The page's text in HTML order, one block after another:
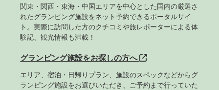
関東・関西・東海・中国エリアを中心とした国内の厳選さ
れたグランピング施設をネット予約できるポータルサイ
ト。実際に訪問した方のクチコミや旅レポーターによる体
験記、観光情報も満載！
グランピング施設をお探しの方へ
エリア、宿泊・日帰りプラン、施設のスペックなどからグ
ランピング施設をお選びいただき、ご予約まで行っていた